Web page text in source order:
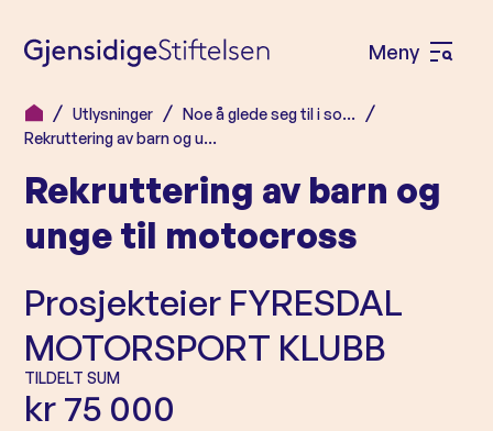
H
p
t
l
i
n
n
Meny
Å
p
m
y
Utlysninger
Noe å glede seg til i so…
Rekruttering av barn og u…
Rekruttering av barn og
unge til motocross
Prosjekteier FYRESDAL
MOTORSPORT KLUBB
TILDELT SUM
kr 75 000